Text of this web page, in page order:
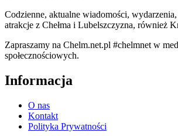
Codzienne, aktualne wiadomości,
atrakcje z Chełma i Lubelszczyzna, również
Zapraszamy na Chelm.net.pl #chelmnet w
społecznościowych.
Informacja
O nas
Kontakt
Polityka Prywatności